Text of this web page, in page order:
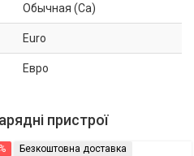
Обычная (Ca)
Euro
Евро
пристрої
Безкоштовна доставка